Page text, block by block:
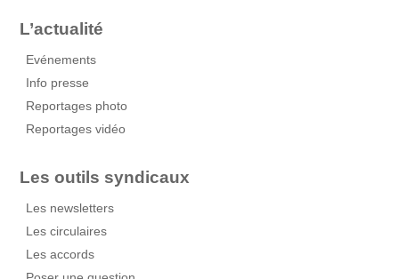
L’actualité
Evénements
Info presse
Reportages photo
Reportages vidéo
Les outils syndicaux
Les newsletters
Les circulaires
Les accords